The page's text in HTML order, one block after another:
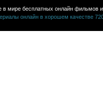
мире бесплатных онлайн фильмов и
онлайн в хорошем качестве